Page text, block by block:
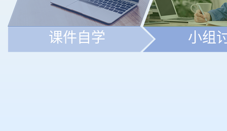
课件自学 小组